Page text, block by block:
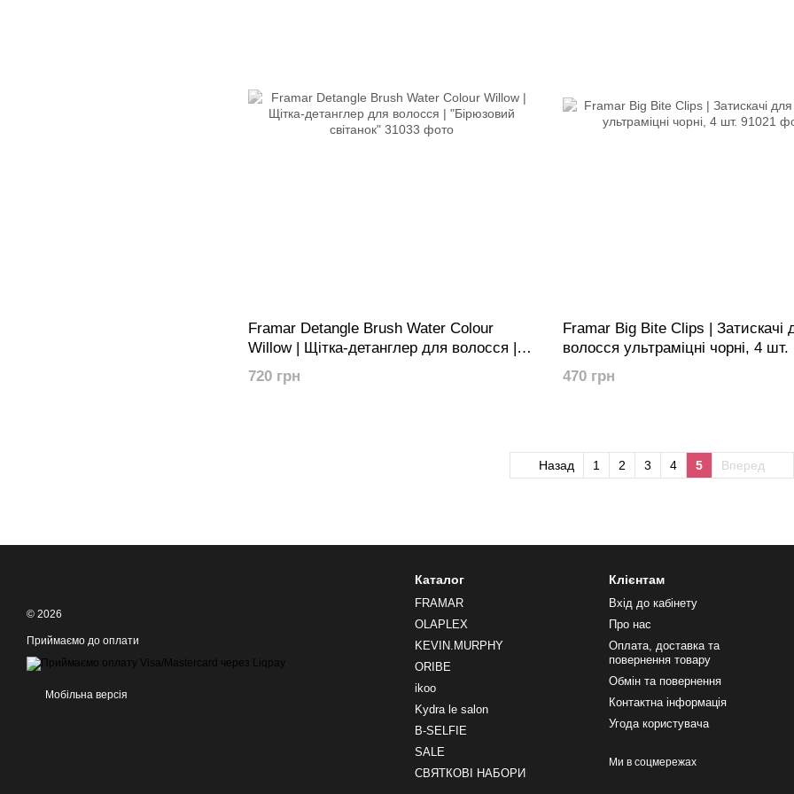
Framar Detangle Brush Water Colour
Willow | Щітка-детанглер для волосся |
"Бірюзовий світанок"
720 грн
Framar Big Bite Clips | Затискачі
волосся ультраміцні чорні, 4 шт.
470 грн
Назад 1 2 3 4 5 Вперед
© 2026
Приймаємо до оплати
Мобільна версія
Каталог
FRAMAR
OLAPLEX
KEVIN.MURPHY
ORIBE
ikoo
Kydra le salon
B-SELFIE
SALE
СВЯТКОВІ НАБОРИ
Клієнтам
Вхід до кабінету
Про нас
Оплата, доставка та
повернення товару
Обмін та повернення
Контактна інформація
Угода користувача
Ми в соцмережах